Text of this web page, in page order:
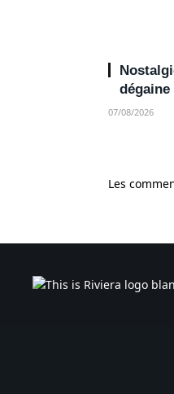
dégaine
07/08/2026
Les